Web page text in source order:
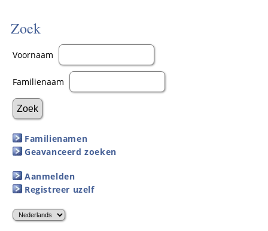
Zoek
Voornaam
Familienaam
Familienamen
Geavanceerd zoeken
Aanmelden
Registreer uzelf